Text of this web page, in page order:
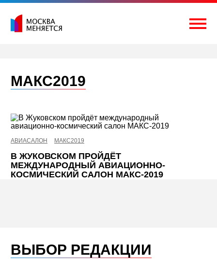
Перейти
содержимому
МАКС2019
АВИАСАЛОН МАКС2019
В ЖУКОВСКОМ ПРОЙДЁТ
МЕЖДУНАРОДНЫЙ АВИАЦИОННО-
КОСМИЧЕСКИЙ САЛОН МАКС-2019
ВЫБОР РЕДАКЦИИ